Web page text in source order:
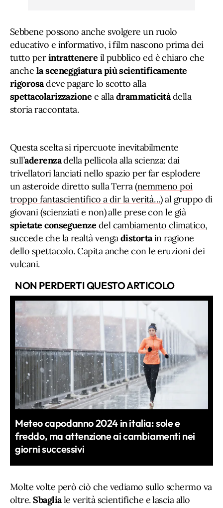
Sebbene possono anche svolgere un ruolo
educativo e informativo, i film nascono prima dei
tutto perintrattenere il pubblico ed è chiaro che
anche lasceneggiatura più scientificamente
rigorosadeve pagare lo scotto alla
spettacolarizzazione e alladrammaticitàdella
storia raccontata.
Questa scelta si ripercuote inevitabilmente
sull’aderenzadella pellicola alla scienza: dai
trivellatori lanciati nello spazio per far esplodere
un asteroide diretto sulla Terra (nemmeno poi
troppo fantascientifico a dir la verità…) al gruppo di
giovani (scienziati e non) alle prese con le già
spietate conseguenze delcambiamento climatico,
succede che la realtà vengadistortain ragione
dello spettacolo. Capita anche con le eruzioni dei
vulcani.
NON PERDERTI QUESTO ARTICOLO
Meteo capodanno 2024 in italia: sole e
freddo, ma attenzione ai cambiamenti nei
giorni successivi
Molte volte però ciò che vediamo sullo schermo va
oltre.Sbagliale verità scientifiche e lascia allo